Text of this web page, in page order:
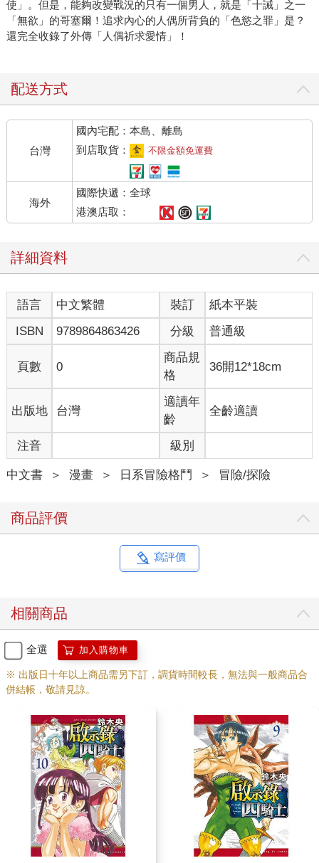
使」。但是，能夠改變戰況的只有一個男人，就是「十誡」之一
「無欲」的哥塞爾！追求內心的人偶所背負的「色慾之罪」是？
還完全收錄了外傳「人偶祈求愛情」！
配送方式
台灣
國內宅配：本島、離島
到店取貨：
不限金額免運費
海外
國際快遞：全球
港澳店取：
詳細資料
語言 中文繁體 裝訂
紙本平裝
ISBN
9789864863426 分級 普通級
頁數 0
商品規
格
36開12*18cm
出版地 台灣
適讀年
齡
全齡適讀
注音 級別
中文書 ＞ 漫畫 ＞ 日系冒險格鬥 ＞ 冒險/探險
商品評價
寫評價
相關商品
全選 加入購物車
※ 出版日十年以上商品需另下訂，調貨時間較長，無法與一般商品合
併結帳，敬請見諒。